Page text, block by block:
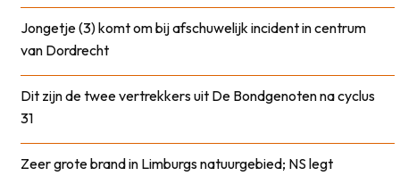
Jongetje (3) komt om bij afschuwelijk incident in centrum
van Dordrecht
Dit zijn de twee vertrekkers uit De Bondgenoten na cyclus
31
Zeer grote brand in Limburgs natuurgebied; NS legt